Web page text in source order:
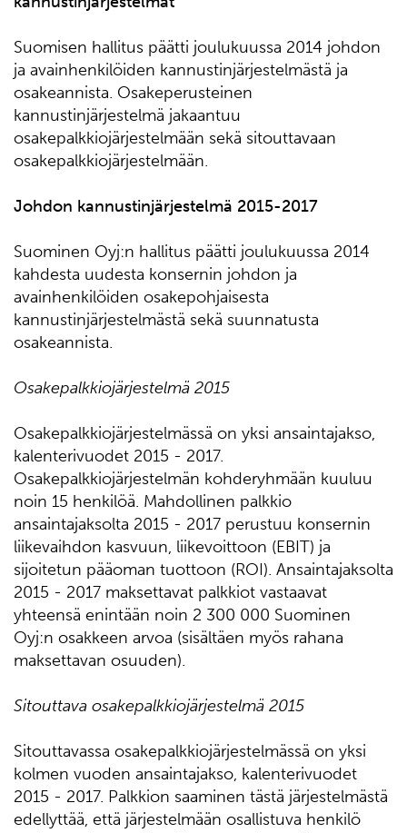
Suomisen hallitus päätti joulukuussa 2014 johdon
ja avainhenkilöiden kannustinjärjestelmästä ja
osakeannista. Osakeperusteinen
kannustinjärjestelmä jakaantuu
osakepalkkiojärjestelmään sekä sitouttavaan
osakepalkkiojärjestelmään.
Johdon kannustinjärjestelmä 2015-2017
Suominen Oyj:n hallitus päätti joulukuussa 2014
kahdesta uudesta konsernin johdon ja
avainhenkilöiden osakepohjaisesta
kannustinjärjestelmästä sekä suunnatusta
osakeannista.
Osakepalkkiojärjestelmä 2015
Osakepalkkiojärjestelmässä on yksi ansaintajakso,
kalenterivuodet 2015 - 2017.
Osakepalkkiojärjestelmän kohderyhmään kuuluu
noin 15 henkilöä. Mahdollinen palkkio
ansaintajaksolta 2015 - 2017 perustuu konsernin
liikevaihdon kasvuun, liikevoittoon (EBIT) ja
sijoitetun pääoman tuottoon (ROI). Ansaintajaksolta
2015 - 2017 maksettavat palkkiot vastaavat
yhteensä enintään noin 2 300 000 Suominen
Oyj:n osakkeen arvoa (sisältäen myös rahana
maksettavan osuuden).
Sitouttava osakepalkkiojärjestelmä 2015
Sitouttavassa osakepalkkiojärjestelmässä on yksi
kolmen vuoden ansaintajakso, kalenterivuodet
2015 - 2017. Palkkion saaminen tästä järjestelmästä
edellyttää, että järjestelmään osallistuva henkilö